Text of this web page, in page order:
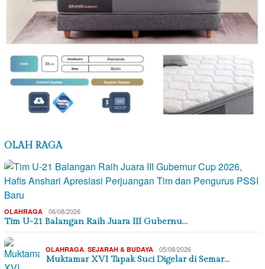
OLAH RAGA
OLAHRAGA 06/08/2026
Tim U-21 Balangan Raih Juara III Gubernu…
OLAHRAGA, SEJARAH & BUDAYA 05/08/2026
Muktamar XVI Tapak Suci Digelar di Semar…